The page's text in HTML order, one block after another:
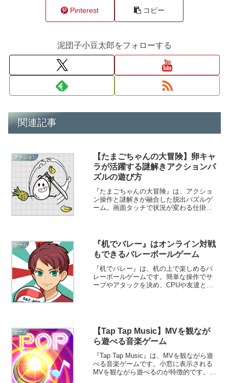
Pinterest コピー
泥団子小豆太郎をフォローする
関連記事
アクション
【たまごちゃんの大冒険】卵キャ
ラが活躍する謎解きアクションパ
ズルの遊び方
『たまごちゃんの大冒険』は、アクショ
ン操作と謎解きが融合した脱出パズルゲ
ーム。画面タッチで状況が変わる仕掛け
ゲーム
『机でバレー』はオンライン対戦
もできるバレーボールゲーム
『机でバレー』は、机の上で楽しめるバ
レーボールゲームです。簡単な操作でサ
ーブやアタックを決め、CPUや友達とバ
ゲーム
【Tap Tap Music】MVを観なが
ら遊べる音楽ゲーム
『Tap Tap Music』は、MVを観ながら遊
べる音楽ゲームです。小窓に表示される
MVを観ながら遊べるのが特徴的です。ポ